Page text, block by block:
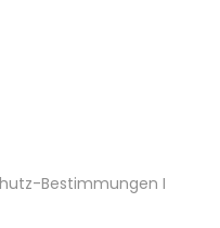
Bestimmungen I